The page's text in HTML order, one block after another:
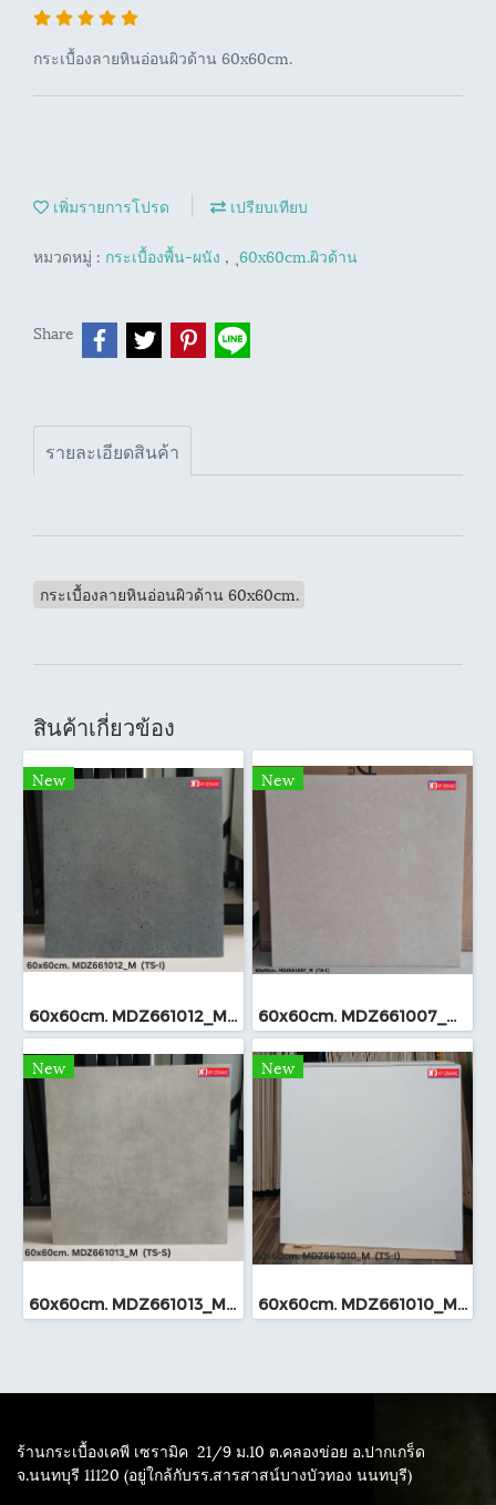
กระเบื้องลายหินอ่อนผิวด้าน 60x60cm.
เพิ่มรายการโปรด เปรียบเทียบ
หมวดหมู่ : กระเบื้องพื้น-ผนัง , ุ60x60cm.ผิวด้าน
Share
รายละเอียดสินค้า
กระเบื้องลายหินอ่อนผิวด้าน 60x60cm.
สินค้าเกี่ยวข้อง
New
60x60cm. MDZ661012_M (TS-I)
New
60x60cm. MDZ661007_M (TS-I)
New
60x60cm. MDZ661013_M (TS-I)
New
60x60cm. MDZ661010_M (TS-I)
ร้านกระเบื้องเคพี เซรามิค 21/9 ม.10 ต.คลองข่อย อ.ปากเกร็ด
จ.นนทบุรี 11120 (อยู่ใกล้กับรร.สารสาสน์บางบัวทอง นนทบุรี)